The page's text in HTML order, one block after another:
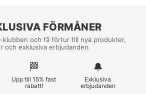
FÖRMÅNER
klubben och få förtur till nya produkter,
och exklusiva erbjudanden.
🏁︎
Upp till 15% fast
rabatt!
🔔
Exklusiva
erbjudanden